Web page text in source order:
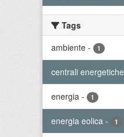
Tags
ambiente - 1
centrali energetiche
energia - 1
energia eolica - 1